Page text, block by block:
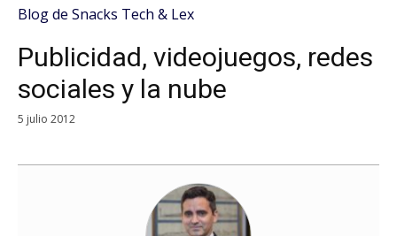
Blog de Snacks Tech & Lex
Publicidad, videojuegos, redes
sociales y la nube
5 julio 2012